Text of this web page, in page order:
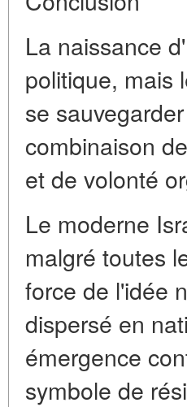
La naissance
politique, mais
se
combinaison
et de volonté
Le moderne
malgré toutes
force de l'idée
dispersé en
émergence
symbole de